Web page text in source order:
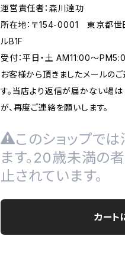
運営責任者：森川達功
所在地：〒154-0001 東京都
ルB1F
受付：平日・土 AM11:00～
お客様から頂きましたメールの
す。当店より返信が届かない場
が、再度ご連絡を願いします。
このショップで
ます。20歳未満の
止されています。
カート